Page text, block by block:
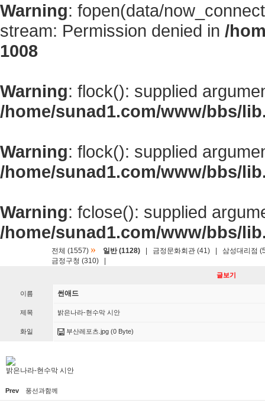
Warning: fopen(data/
stream: Permission denied in /
1008
Warning: flock(): supplied
/home/sunad1.com/www/bbs/
Warning: flock(): supplied
/home/sunad1.com/www/bbs/
Warning: fclose(): supplied
/home/sunad1.com/www/bbs/
전체 (1557) » 일반 (1128) 금정문화회관 (41)
삼성대리점
금정구청 (310)
글보기
이름 썬애드
제목 밝은나라-현수막 시안
화일 부산레포츠.jpg (0 Byte)
밝은나라-현수막 시안
Prev 풍선과함께